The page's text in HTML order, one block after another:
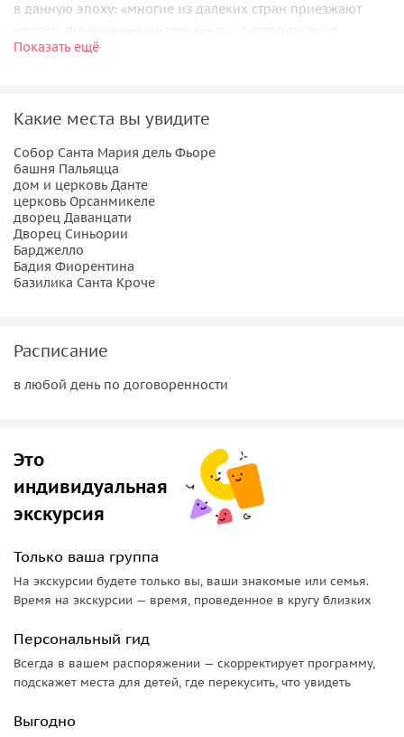
в данную эпоху: «многие из далеких стран приезжают
искусств, ремёсел, жемчужной красоты и оформления
узнаваемых зданий города — собор Санта Мария дель
от всех других зданий города своей архитектурой и
возвышается над Флоренцией, благодаря огромному
каменному куполу. Мы побываем внутри грандиозной
церкви, а затем отправимся в средневековый квартал
Данте, где сохранилась атмосфера прошлых веков. Здесь
мы увидим старинный дом в котором жил сам поэт, а
также осмотрим средневековую церковь, в которую
Средневековые храмы и роскошные дворцы
влиянием на городское управление, а также чувствуется
нарастание распрей между семьями за политическое
господство в городе. Мы осмотрим значимые здания того
времени — Дворец Даванцати и Дворец Синьории.
Орсанмикеле, а также увидим самый большой
францисканским храм в мире — базилику Санта Кроче.
Внутри храма находится усыпальница таких великих
Буонарроти и Галилео Галилей. Наконец, увидим здание
национального музея Барджелло и старинное
Флорентийское аббатство, которое заложили
Показать ещё
Какие места вы увидите
Собор Санта Мария дель Фьоре
башня Пальяцца
дом и церковь Данте
церковь Орсанмикеле
дворец Даванцати
Дворец Синьории
Барджелло
Бадия Фиорентина
базилика Санта Кроче
Расписание
в любой день по договоренности
Это
индивидуальная
экскурсия
Только ваша группа
На экскурсии будете только вы, ваши знакомые или семья.
Время на экскурсии — время, проведенное в кругу близких
Персональный гид
Всегда в вашем распоряжении — скорректирует программу,
подскажет места для детей, где перекусить, что увидеть
Выгодно